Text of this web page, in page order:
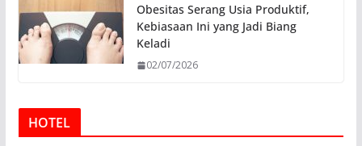
Obesitas Serang Usia Produktif,
Kebiasaan Ini yang Jadi Biang
Keladi
02/07/2026
HOTEL